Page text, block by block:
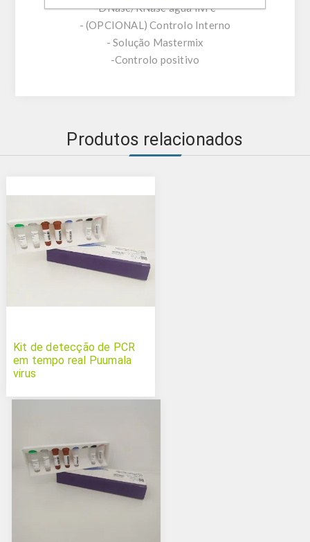
-DNase/RNase água livre
- (OPCIONAL) Controlo Interno
- Solução Mastermix
-Controlo positivo
Produtos relacionados
Kit de detecção de PCR
em tempo real Puumala
virus